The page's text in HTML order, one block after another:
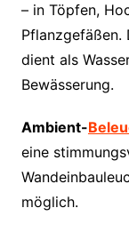
– in Töpfen,
Pflanzgefäßen.
dient als
Bewässerung.
Ambient-
eine
möglich.